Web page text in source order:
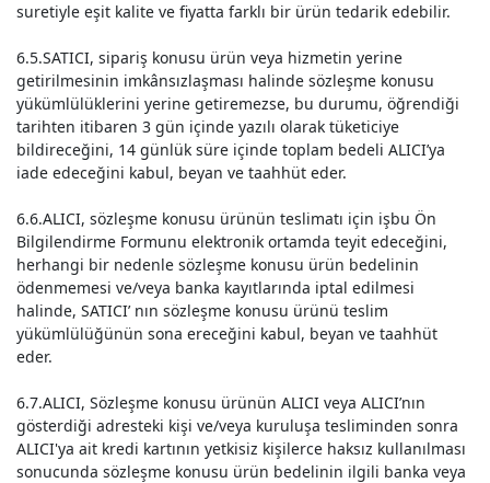
suretiyle eşit kalite ve fiyatta farklı bir ürün tedarik edebilir.
6.5.SATICI, sipariş konusu ürün veya hizmetin yerine
getirilmesinin imkânsızlaşması halinde sözleşme konusu
yükümlülüklerini yerine getiremezse, bu durumu, öğrendiği
tarihten itibaren 3 gün içinde yazılı olarak tüketiciye
bildireceğini, 14 günlük süre içinde toplam bedeli ALICI’ya
iade edeceğini kabul, beyan ve taahhüt eder.
6.6.ALICI, sözleşme konusu ürünün teslimatı için işbu Ön
Bilgilendirme Formunu elektronik ortamda teyit edeceğini,
herhangi bir nedenle sözleşme konusu ürün bedelinin
ödenmemesi ve/veya banka kayıtlarında iptal edilmesi
halinde, SATICI’ nın sözleşme konusu ürünü teslim
yükümlülüğünün sona ereceğini kabul, beyan ve taahhüt
eder.
6.7.ALICI, Sözleşme konusu ürünün ALICI veya ALICI’nın
gösterdiği adresteki kişi ve/veya kuruluşa tesliminden sonra
ALICI'ya ait kredi kartının yetkisiz kişilerce haksız kullanılması
sonucunda sözleşme konusu ürün bedelinin ilgili banka veya